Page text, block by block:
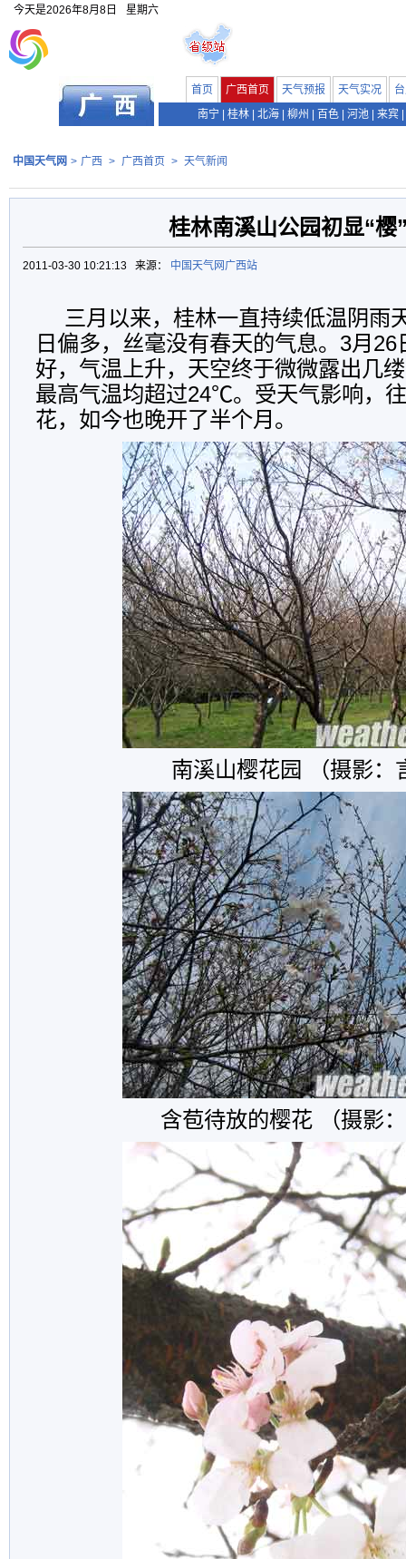
今天是2026年8月8日 星期六
首页 广西首页 天气预报 天气实况
南宁
桂林 北海 柳州 百色 河池 来宾
中国天气网 > 广西 > 广西首页 > 天气新闻
桂林南溪山公园初显“樱
2011-03-30 10:21:13 来源： 中国天气网广西站
三月以来，桂林一直持续低温阴雨
日偏多，丝毫没有春天的气息。3月
好，气温上升，天空终于微微露出几
最高气温均超过24℃。受天气影响，
花，如今也晚开了半个月。
南溪山樱花园 （摄影：
含苞待放的樱花 （摄影